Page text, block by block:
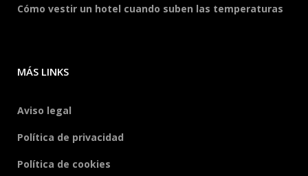
Cómo vestir un hotel cuando suben las temperaturas
MÁS LINKS
Aviso legal
Política de privacidad
Política de cookies